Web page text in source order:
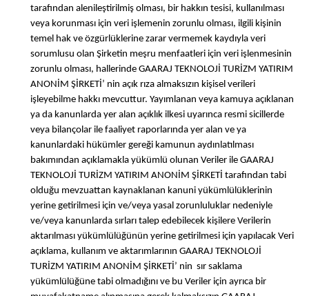
tarafından alenileştirilmiş olması, bir hakkın tesisi, kullanılması
veya korunması için veri işlemenin zorunlu olması, ilgili kişinin
temel hak ve özgürlüklerine zarar vermemek kaydıyla veri
sorumlusu olan Şirketin meşru menfaatleri için veri işlenmesinin
zorunlu olması, hallerinde GAARAJ TEKNOLOJİ TURİZM YATIRIM
ANONİM ŞİRKETİ’ nin açık rıza almaksızın kişisel verileri
işleyebilme hakkı mevcuttur. Yayımlanan veya kamuya açıklanan
ya da kanunlarda yer alan açıklık ilkesi uyarınca resmi sicillerde
veya bilançolar ile faaliyet raporlarında yer alan ve ya
kanunlardaki hükümler gereği kamunun aydınlatılması
bakımından açıklamakla yükümlü olunan Veriler ile GAARAJ
TEKNOLOJİ TURİZM YATIRIM ANONİM ŞİRKETİ tarafından tabi
olduğu mevzuattan kaynaklanan kanuni yükümlülüklerinin
yerine getirilmesi için ve/veya yasal zorunluluklar nedeniyle
ve/veya kanunlarda sırları talep edebilecek kişilere Verilerin
aktarılması yükümlülüğünün yerine getirilmesi için yapılacak Veri
açıklama, kullanım ve aktarımlarının GAARAJ TEKNOLOJİ
TURİZM YATIRIM ANONİM ŞİRKETİ’ nin sır saklama
yükümlülüğüne tabi olmadığını ve bu Veriler için ayrıca bir